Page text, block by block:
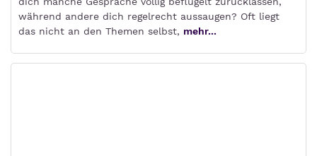
während andere dich regelrecht aussaugen? Oft liegt
das nicht an den Themen selbst, mehr...